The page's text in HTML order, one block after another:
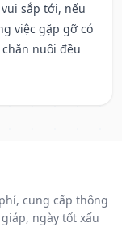
sắp tới, nếu
việc gặp gỡ có
nuôi đều
cung cấp thông
ngày tốt xấu